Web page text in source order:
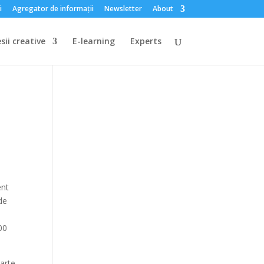
Agregator de informații Newsletter About
creative E-learning Experts